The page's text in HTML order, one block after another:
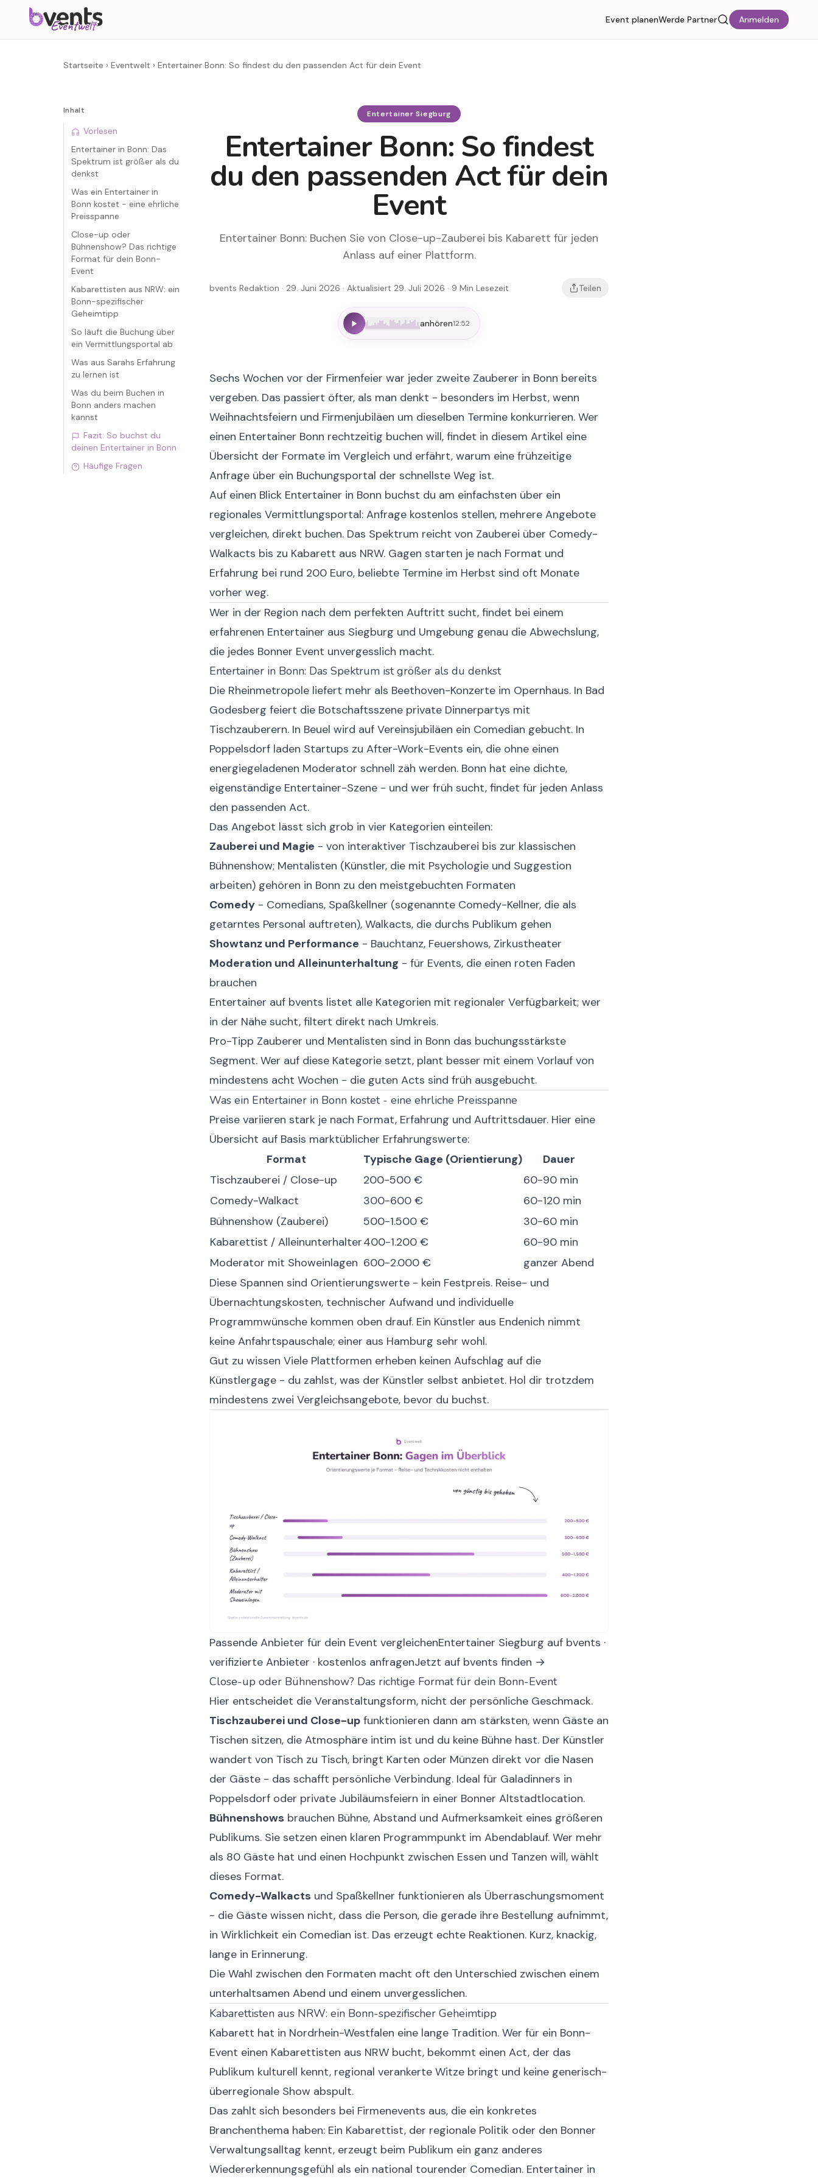
Event planenWerde Partner Anmelden
Startseite › Eventwelt › Entertainer Bonn: So findest du den passenden Act für dein Event
Inhalt
Vorlesen
Entertainer in Bonn: Das
Spektrum ist größer als du
denkst
Was ein Entertainer in
Bonn kostet - eine ehrliche
Preisspanne
Close-up oder
Bühnenshow? Das richtige
Format für dein Bonn-
Event
Kabarettisten aus NRW: ein
Bonn-spezifischer
Geheimtipp
So läuft die Buchung über
ein Vermittlungsportal ab
Was aus Sarahs Erfahrung
zu lernen ist
Was du beim Buchen in
Bonn anders machen
kannst
Fazit: So buchst du
deinen Entertainer in Bonn
Häufige Fragen
Entertainer Siegburg
Entertainer Bonn: So findest
du den passenden Act für dein
Event
Entertainer Bonn: Buchen Sie von Close-up-Zauberei bis Kabarett für jeden
Anlass auf einer Plattform.
bvents Redaktion · 29. Juni 2026 · Aktualisiert 29. Juli 2026 · 9 Min Lesezeit Teilen
anhören12:52
Sechs Wochen vor der Firmenfeier war jeder zweite Zauberer in Bonn bereits
vergeben. Das passiert öfter, als man denkt - besonders im Herbst, wenn
Weihnachtsfeiern und Firmenjubiläen um dieselben Termine konkurrieren. Wer
einen Entertainer Bonn rechtzeitig buchen will, findet in diesem Artikel eine
Übersicht der Formate im Vergleich und erfährt, warum eine frühzeitige
Anfrage über ein Buchungsportal der schnellste Weg ist.
Auf einen Blick Entertainer in Bonn buchst du am einfachsten über ein
regionales Vermittlungsportal: Anfrage kostenlos stellen, mehrere Angebote
vergleichen, direkt buchen. Das Spektrum reicht von Zauberei über Comedy-
Walkacts bis zu Kabarett aus NRW. Gagen starten je nach Format und
Erfahrung bei rund 200 Euro, beliebte Termine im Herbst sind oft Monate
vorher weg.
Wer in der Region nach dem perfekten Auftritt sucht, findet bei einem
erfahrenen Entertainer aus Siegburg und Umgebung genau die Abwechslung,
die jedes Bonner Event unvergesslich macht.
Entertainer in Bonn: Das Spektrum ist größer als du denkst
Die Rheinmetropole liefert mehr als Beethoven-Konzerte im Opernhaus. In Bad
Godesberg feiert die Botschaftsszene private Dinnerpartys mit
Tischzauberern. In Beuel wird auf Vereinsjubiläen ein Comedian gebucht. In
Poppelsdorf laden Startups zu After-Work-Events ein, die ohne einen
energiegeladenen Moderator schnell zäh werden. Bonn hat eine dichte,
eigenständige Entertainer-Szene - und wer früh sucht, findet für jeden Anlass
den passenden Act.
Das Angebot lässt sich grob in vier Kategorien einteilen:
Zauberei und Magie - von interaktiver Tischzauberei bis zur klassischen
Bühnenshow; Mentalisten (Künstler, die mit Psychologie und Suggestion
arbeiten) gehören in Bonn zu den meistgebuchten Formaten
Comedy - Comedians, Spaßkellner (sogenannte Comedy-Kellner, die als
getarntes Personal auftreten), Walkacts, die durchs Publikum gehen
Showtanz und Performance - Bauchtanz, Feuershows, Zirkustheater
Moderation und Alleinunterhaltung - für Events, die einen roten Faden
brauchen
Entertainer auf bvents listet alle Kategorien mit regionaler Verfügbarkeit; wer
in der Nähe sucht, filtert direkt nach Umkreis.
Pro-Tipp Zauberer und Mentalisten sind in Bonn das buchungsstärkste
Segment. Wer auf diese Kategorie setzt, plant besser mit einem Vorlauf von
mindestens acht Wochen - die guten Acts sind früh ausgebucht.
Was ein Entertainer in Bonn kostet - eine ehrliche Preisspanne
Preise variieren stark je nach Format, Erfahrung und Auftrittsdauer. Hier eine
Übersicht auf Basis marktüblicher Erfahrungswerte:
Format
Typische Gage (Orientierung)
Dauer
Tischzauberei / Close-up
200-500 €
60-90 min
Comedy-Walkact
300-600 €
60-120 min
Bühnenshow (Zauberei)
500-1.500 €
30-60 min
Kabarettist / Alleinunterhalter400-1.200 €
60-90 min
Moderator mit Showeinlagen 600-2.000 €
ganzer Abend
Diese Spannen sind Orientierungswerte - kein Festpreis. Reise- und
Übernachtungskosten, technischer Aufwand und individuelle
Programmwünsche kommen oben drauf. Ein Künstler aus Endenich nimmt
keine Anfahrtspauschale; einer aus Hamburg sehr wohl.
Gut zu wissen Viele Plattformen erheben keinen Aufschlag auf die
Künstlergage - du zahlst, was der Künstler selbst anbietet. Hol dir trotzdem
mindestens zwei Vergleichsangebote, bevor du buchst.
Passende Anbieter für dein Event vergleichenEntertainer Siegburg auf bvents ·
verifizierte Anbieter · kostenlos anfragenJetzt auf bvents finden →
Close-up oder Bühnenshow? Das richtige Format für dein Bonn-Event
Hier entscheidet die Veranstaltungsform, nicht der persönliche Geschmack.
Tischzauberei und Close-up funktionieren dann am stärksten, wenn Gäste an
Tischen sitzen, die Atmosphäre intim ist und du keine Bühne hast. Der Künstler
wandert von Tisch zu Tisch, bringt Karten oder Münzen direkt vor die Nasen
der Gäste - das schafft persönliche Verbindung. Ideal für Galadinners in
Poppelsdorf oder private Jubiläumsfeiern in einer Bonner Altstadtlocation.
Bühnenshows brauchen Bühne, Abstand und Aufmerksamkeit eines größeren
Publikums. Sie setzen einen klaren Programmpunkt im Abendablauf. Wer mehr
als 80 Gäste hat und einen Hochpunkt zwischen Essen und Tanzen will, wählt
dieses Format.
Comedy-Walkacts und Spaßkellner funktionieren als Überraschungsmoment
- die Gäste wissen nicht, dass die Person, die gerade ihre Bestellung aufnimmt,
in Wirklichkeit ein Comedian ist. Das erzeugt echte Reaktionen. Kurz, knackig,
lange in Erinnerung.
Die Wahl zwischen den Formaten macht oft den Unterschied zwischen einem
unterhaltsamen Abend und einem unvergesslichen.
Kabarettisten aus NRW: ein Bonn-spezifischer Geheimtipp
Kabarett hat in Nordrhein-Westfalen eine lange Tradition. Wer für ein Bonn-
Event einen Kabarettisten aus NRW bucht, bekommt einen Act, der das
Publikum kulturell kennt, regional verankerte Witze bringt und keine generisch-
überregionale Show abspult.
Das zahlt sich besonders bei Firmenevents aus, die ein konkretes
Branchenthema haben: Ein Kabarettist, der regionale Politik oder den Bonner
Verwaltungsalltag kennt, erzeugt beim Publikum ein ganz anderes
Wiedererkennungsgefühl als ein national tourender Comedian. Entertainer in